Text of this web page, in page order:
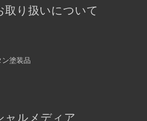
取り扱いについて
ン塗装品
ャルメディア